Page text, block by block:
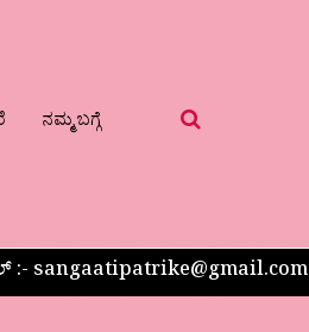
ನಮ್ಮ ಬಗ್ಗೆ
:- sangaatipatrike@gmail.com